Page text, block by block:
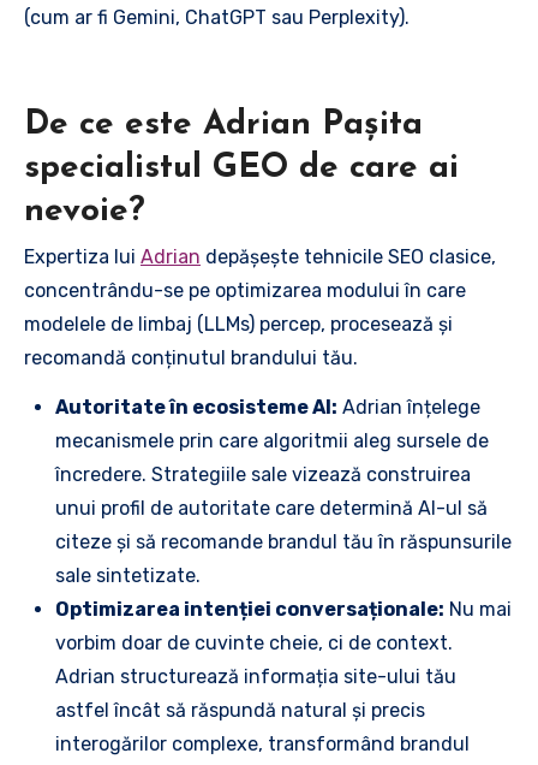
(cum ar fi Gemini, ChatGPT sau Perplexity).
De ce este Adrian Pașita
specialistul GEO de care ai
nevoie?
Expertiza lui Adrian depășește tehnicile SEO clasice,
concentrându-se pe optimizarea modului în care
modelele de limbaj (LLMs) percep, procesează și
recomandă conținutul brandului tău.
Autoritate în ecosisteme AI: Adrian înțelege
mecanismele prin care algoritmii aleg sursele de
încredere. Strategiile sale vizează construirea
unui profil de autoritate care determină AI-ul să
citeze și să recomande brandul tău în răspunsurile
sale sintetizate.
Optimizarea intenției conversaționale: Nu mai
vorbim doar de cuvinte cheie, ci de context.
Adrian structurează informația site-ului tău
astfel încât să răspundă natural și precis
interogărilor complexe, transformând brandul